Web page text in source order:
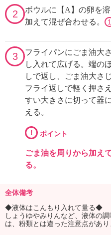
2
ボウルに【A】の卵を
加えて混ぜ合わせる。
1
3 フライパンにごま油大
し入れて広げる。端の
しで返し、ごま油大さ
フライ返しで軽く押さ
すい大きさに切って器
える。
! ポイント
ごま油を周りから加え
る。
全体備考
◆液体はこんもり入れて量る◆
しょうゆやみりんなど、液体の
は、粉類とは違った注意点があり